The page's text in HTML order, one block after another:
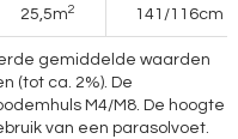
25,5m2 141/116cm
gemiddelde waarden
(tot ca. 2%). De
M4/M8. De hoogte
van een parasolvoet.